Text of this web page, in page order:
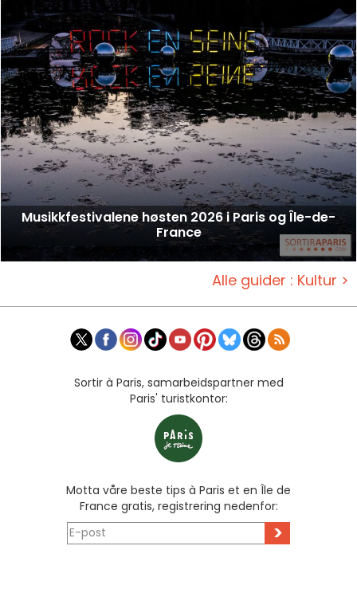
Musikkfestivalene høsten 2026 i Paris og Île-de-
France
Alle guider : Kultur >
Sortir à Paris, samarbeidspartner med
Paris' turistkontor:
Motta våre beste tips à Paris et en Île de
France gratis, registrering nedenfor:
>